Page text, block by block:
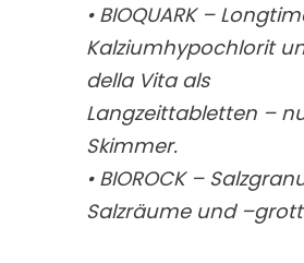
• BIOQUARK –
Kalziumhypochlorit
della Vita als
Langzeittabletten –
Skimmer.
• BIOROCK –
Salzräume und